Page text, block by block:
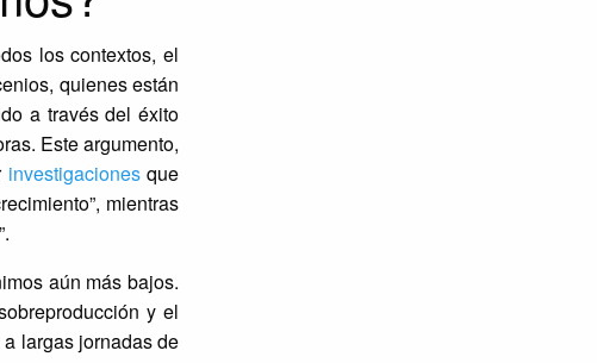
los contextos, el
quienes están
a través del éxito
Este argumento,
investigacionesque
mientras
aún más bajos.
y el
largas jornadas de